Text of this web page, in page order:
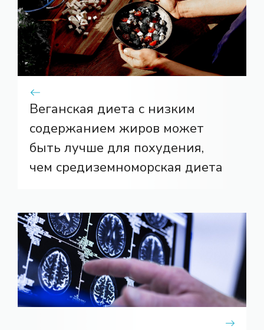
Веганская диета с низким
содержанием жиров может
быть лучше для похудения,
чем средиземноморская диета